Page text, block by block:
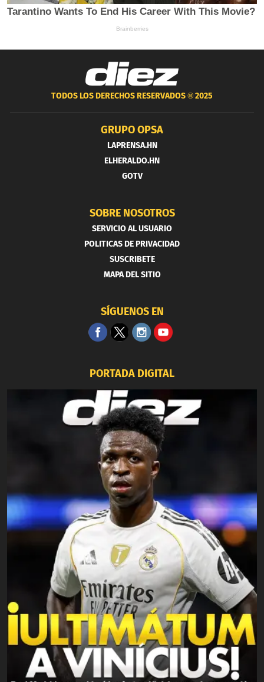
TODOS LOS DERECHOS RESERVADOS ®2025
GRUPO OPSA
LAPRENSA.HN
ELHERALDO.HN
GOTV
SOBRE NOSOTROS
SERVICIO AL USUARIO
POLITICAS DE PRIVACIDAD
SUSCRIBETE
MAPA DEL SITIO
SÍGUENOS EN
PORTADA DIGITAL